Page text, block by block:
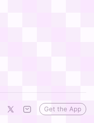
Get the App